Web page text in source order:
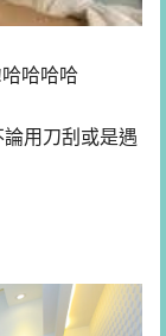
哈哈哈
用刀刮或是遇